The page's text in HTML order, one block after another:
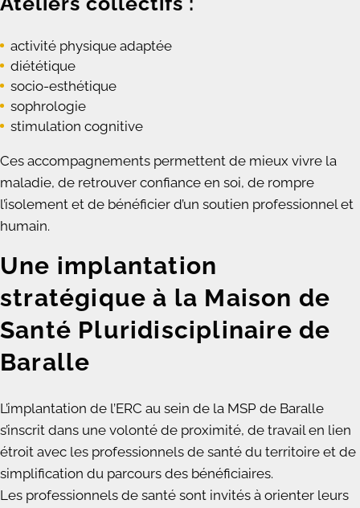
activité physique adaptée
diététique
socio-esthétique
sophrologie
stimulation cognitive
Ces accompagnements permettent de mieux vivre la
maladie, de retrouver confiance en soi, de rompre
l’isolement et de bénéficier d’un soutien professionnel et
humain.
Une implantation
stratégique à la Maison de
Santé Pluridisciplinaire de
Baralle
L’implantation de l’ERC au sein de la MSP de Baralle
s’inscrit dans une volonté de proximité, de travail en lien
étroit avec les professionnels de santé du territoire et de
simplification du parcours des bénéficiaires.
Les professionnels de santé sont invités à orienter leurs